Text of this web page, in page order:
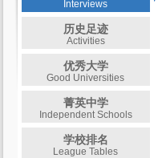
Interviews
历史足迹
Activities
优秀大学
Good Universities
菁英中学
Independent Schools
学校排名
League Tables